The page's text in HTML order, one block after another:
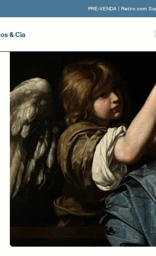
PRÉ-VENDA | Retiro com
& Cia